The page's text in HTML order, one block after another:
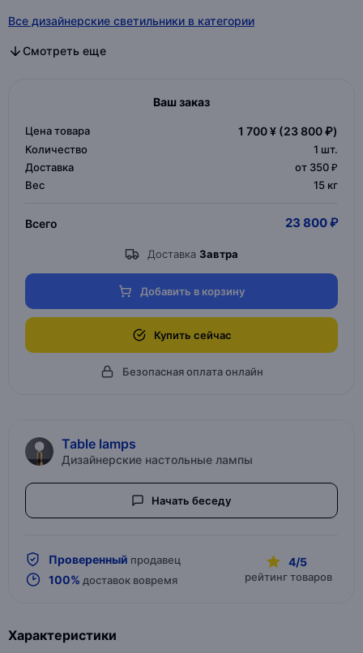
Все дизайнерские светильники в категории
Все дизайнерские светильники в категории
Все из стекла в категории
Смотреть еще
Ваш заказ
Цена товара 1 700 ¥ (23 800 ₽)
Количество 1 шт.
Доставка
от 350 ₽
Вес
15 кг
Всего 23 800 ₽
Доставка Завтра
Добавить в корзину
Купить сейчас
Безопасная оплата онлайн
Table lamps
Дизайнерские настольные лампы
Начать беседу
Проверенный продавец
100% доставок вовремя
4/5
рейтинг товаров
Характеристики